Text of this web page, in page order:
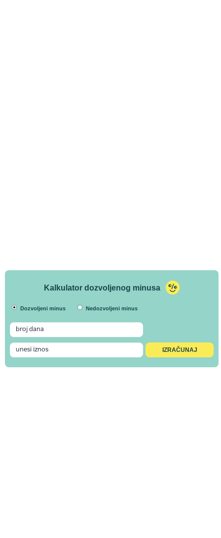
Kalkulator dozvoljenog minusa
Dozvoljeni minus Nedozvoljeni minus